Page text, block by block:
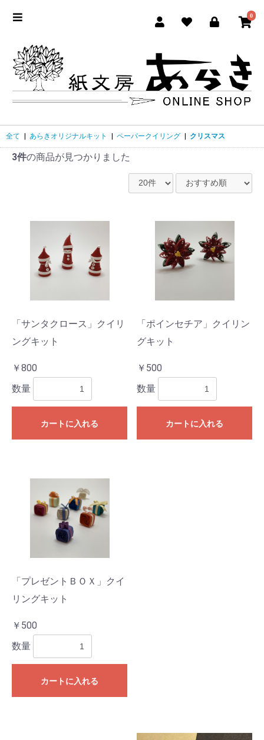
0
全て | あらきオリジナルキット | ペーパークイリング | クリスマス
3件の商品が見つかりました
「サンタクロース」クイリ
ングキット
￥800
数量
カートに入れる
「ポインセチア」クイリン
グキット
￥500
数量
カートに入れる
「プレゼントＢＯＸ」クイ
リングキット
￥500
数量
カートに入れる